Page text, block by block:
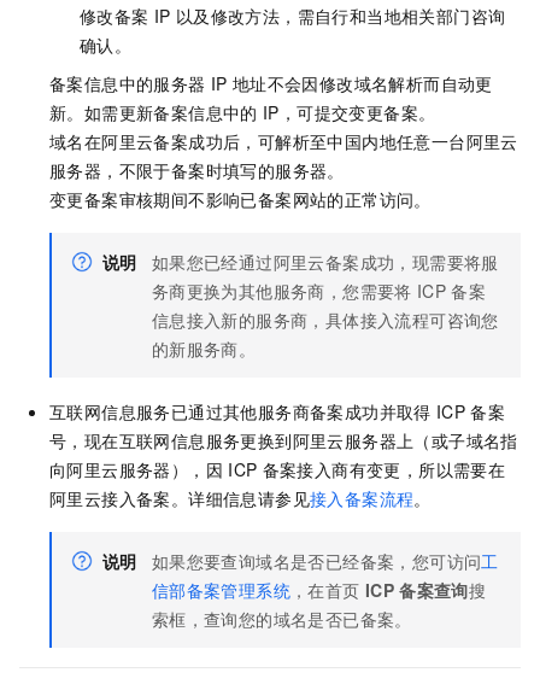
修改备案 IP 以及修改方法，需自行和当地相关部门咨询
确认。
备案信息中的服务器 IP 地址不会因修改域名解析而自动更
新。如需更新备案信息中的 IP，可提交变更备案。
域名在阿里云备案成功后，可解析至中国内地任意一台阿里云
服务器，不限于备案时填写的服务器。
变更备案审核期间不影响已备案网站的正常访问。
说明
如果您已经通过阿里云备案成功，现需要将服
务商更换为其他服务商，您需要将 ICP 备案
信息接入新的服务商，具体接入流程可咨询您
的新服务商。
互联网信息服务已通过其他服务商备案成功并取得 ICP 备案
号，现在互联网信息服务更换到阿里云服务器上（或子域名指
向阿里云服务器），因 ICP 备案接入商有变更，所以需要在
阿里云接入备案。详细信息请参见接入备案流程。
说明 如果您要查询域名是否已经备案，您可访问工
信部备案管理系统 ，在首页 ICP 备案查询搜
索框，查询您的域名是否已备案。